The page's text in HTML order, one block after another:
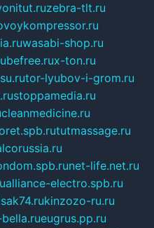
zebra-tlt.ru
wasabi-shop.ru
x-ton.ru
tor-lyubov-i-grom.ru
stoppamedia.ru
cleanmedicine.ru
tutmassage.ru
net-life.net.ru
alliance-electro.spb.ru
kinzozo-ru.ru
eugrus.pp.ru